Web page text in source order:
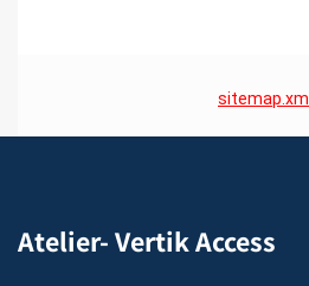
sitemap.xml
Atelier- Vertik Access